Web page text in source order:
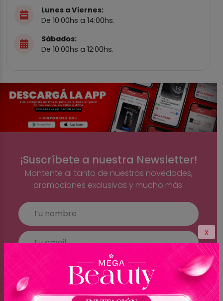
X
Lunes a Viernes:
De 10:00hs a 14:00hs.
Sábados:
De 10:00hs a 12:00hs.
¡Suscríbete a nuestra Newsletter!
Mantente al tanto de nuestras novedades,
promociones exclusivas y mucho más.